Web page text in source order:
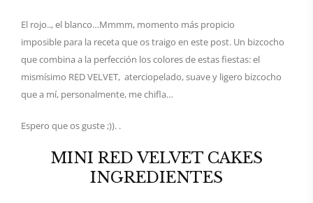
El rojo.., el blanco…Mmmm, momento más propicio
imposible para la receta que os traigo en este post. Un bizcocho
que combina a la perfección los colores de estas fiestas: el
mismísimo RED VELVET, aterciopelado, suave y ligero bizcocho
que a mí, personalmente, me chifla…
Espero que os guste ;)). .
MINI RED VELVET CAKES
INGREDIENTES